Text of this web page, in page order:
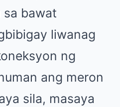
sa bawat
liwanag
ng
ang meron
sila, masaya